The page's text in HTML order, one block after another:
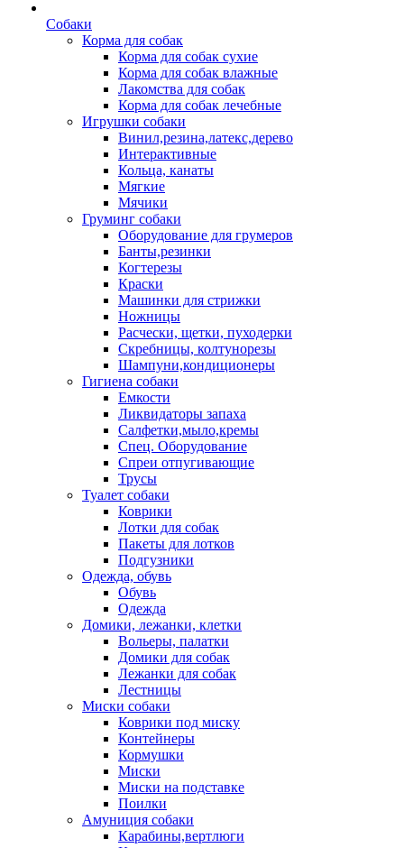
Собаки
Корма для собак
Корма для собак сухие
Корма для собак влажные
Лакомства для собак
Корма для собак лечебные
Игрушки собаки
Винил,резина,латекс,дерево
Интерактивные
Кольца, канаты
Мягкие
Мячики
Груминг собаки
Оборудование для грумеров
Банты,резинки
Когтерезы
Краски
Машинки для стрижки
Ножницы
Расчески, щетки, пуходерки
Скребницы, колтунорезы
Шампуни,кондиционеры
Гигиена собаки
Емкости
Ликвидаторы запаха
Салфетки,мыло,кремы
Спец. Оборудование
Спреи отпугивающие
Трусы
Туалет собаки
Коврики
Лотки для собак
Пакеты для лотков
Подгузники
Одежда, обувь
Обувь
Одежда
Домики, лежанки, клетки
Вольеры, палатки
Домики для собак
Лежанки для собак
Лестницы
Миски собаки
Коврики под миску
Контейнеры
Кормушки
Миски
Миски на подставке
Поилки
Амуниция собаки
Карабины,вертлюги